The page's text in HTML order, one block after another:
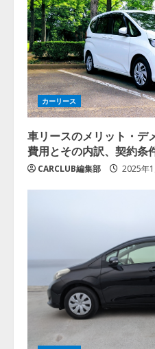
カーリース
車リースのメリット・デ
費用とその内訳、契約条
CARCLUB編集部 2025年